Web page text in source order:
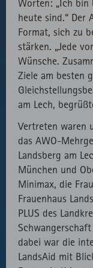
heute sind.“ Der
Format, sich zu
stärken. „Jede
Wünsche.
Ziele am besten
am Lech,
Vertreten waren
das AWO-
Landsberg am
München und
Minimax, die
Frauenhaus
PLUS des
dabei war die
LandsAid mit